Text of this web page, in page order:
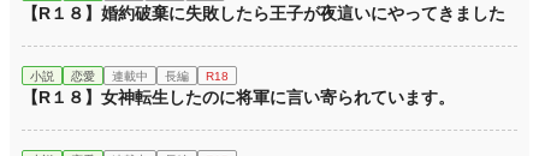
【R１８】婚約破棄に失敗したら王子が夜這いにやってきました
小説 恋愛 連載中 長編 R18
【R１８】女神転生したのに将軍に言い寄られています。